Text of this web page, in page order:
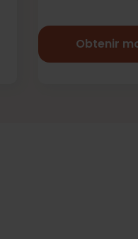
Obtenir